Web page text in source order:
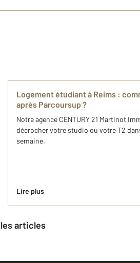
Logement étudiant à Reims :
après Parcoursup ?
Notre agence CENTURY 21 Martinot
décrocher votre studio ou votre T2
semaine.
Lire plus
les articles